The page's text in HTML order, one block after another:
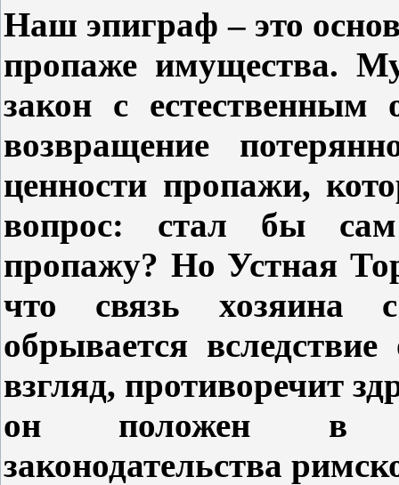
Наш эпиграф – это
пропаже имущества.
закон с естественным
возвращение
ценности пропажи,
вопрос: стал бы
пропажу? Но Устная
что связь хозяина
обрывается
взгляд, противоречит
он положен в
законодательства